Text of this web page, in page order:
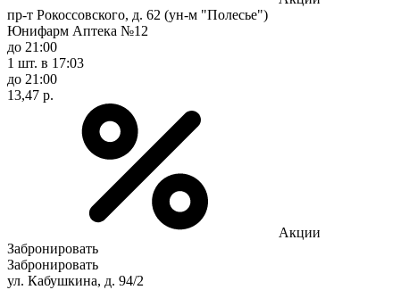
пр-т Рокоссовского, д. 62 (ун-м "Полесье")
Юнифарм Аптека №12
до 21:00
1 шт. в 17:03
до 21:00
13,47 р.
Акции
Забронировать
Забронировать
ул. Кабушкина, д. 94/2